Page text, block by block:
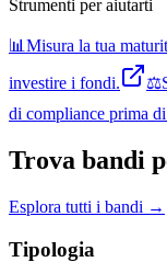
Strumenti per aiutarti
📊 Misura la tua
investire i fondi.
⚖️
di compliance prima
Trova bandi
Esplora tutti i bandi →
Tipologia